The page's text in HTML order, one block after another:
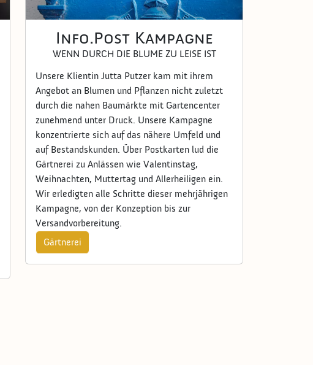
Info.Post Kampagne
WENN DURCH DIE BLUME ZU LEISE IST
Unsere Klientin Jutta Putzer kam mit ihrem
Angebot an Blumen und Pflanzen nicht zuletzt
durch die nahen Baumärkte mit Gartencenter
zunehmend unter Druck. Unsere Kampagne
konzentrierte sich auf das nähere Umfeld und
auf Bestandskunden. Über Postkarten lud die
Gärtnerei zu Anlässen wie Valentinstag,
Weihnachten, Muttertag und Allerheiligen ein.
Wir erledigten alle Schritte dieser mehrjährigen
Kampagne, von der Konzeption bis zur
Versandvorbereitung.
Gärtnerei